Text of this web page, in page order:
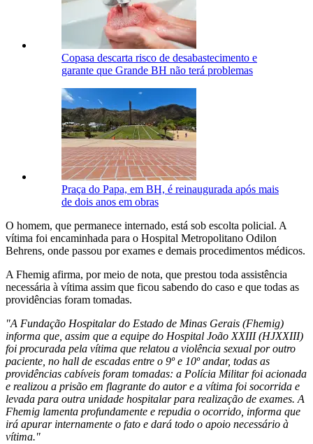
Copasa descarta risco de desabastecimento e
garante que Grande BH não terá problemas
Praça do Papa, em BH, é reinaugurada após mais
de dois anos em obras
O homem, que permanece internado, está sob escolta policial. A
vítima foi encaminhada para o Hospital Metropolitano Odilon
Behrens, onde passou por exames e demais procedimentos médicos.
A Fhemig afirma, por meio de nota, que prestou toda assistência
necessária à vítima assim que ficou sabendo do caso e que todas as
providências foram tomadas.
"A Fundação Hospitalar do Estado de Minas Gerais (Fhemig)
informa que, assim que a equipe do Hospital João XXIII (HJXXIII)
foi procurada pela vítima que relatou a violência sexual por outro
paciente, no hall de escadas entre o 9º e 10º andar, todas as
providências cabíveis foram tomadas: a Polícia Militar foi acionada
e realizou a prisão em flagrante do autor e a vítima foi socorrida e
levada para outra unidade hospitalar para realização de exames. A
Fhemig lamenta profundamente e repudia o ocorrido, informa que
irá apurar internamente o fato e dará todo o apoio necessário à
vítima."